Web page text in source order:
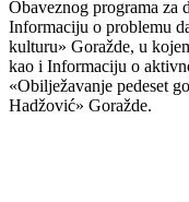
Razmatrajući materijale
kulturu i sport, Vlada je
Obaveznog programa za
Informaciju o problemu
kulturu» Goražde, u